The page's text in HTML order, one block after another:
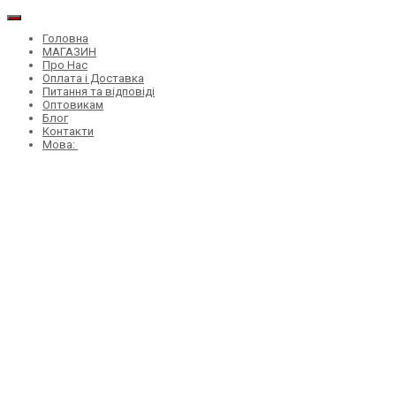
Головна
МАГАЗИН
Про Нас
Оплата і Доставка
Питання та відповіді
Оптовикам
Блог
Контакти
Мова: